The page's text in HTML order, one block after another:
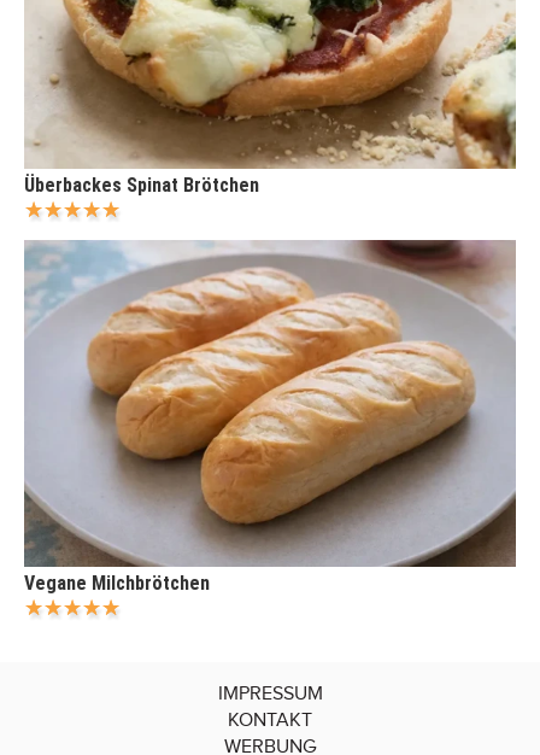
Überbackes Spinat Brötchen
Vegane Milchbrötchen
IMPRESSUM
KONTAKT
WERBUNG